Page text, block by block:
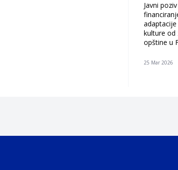
Javni
kulture od
opštine u
25 Mar 2026